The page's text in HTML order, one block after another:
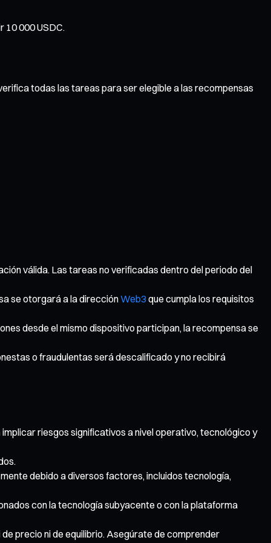
000 USDC.
todas las tareas para ser elegible a las recompensas
válida. Las tareas no verificadas dentro del periodo del
se otorgará a la direcciónWeb3 que cumpla los requisitos
desde el mismo dispositivo participan, la recompensa se
o fraudulentas será descalificado y no recibirá
riesgos significativos a nivel operativo, tecnológico y
debido a diversos factores, incluidos tecnología,
con la tecnología subyacente o con la plataforma
precio ni de equilibrio. Asegúrate de comprender